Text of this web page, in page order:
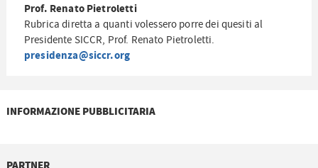
Prof. Renato Pietroletti
Rubrica diretta a quanti volessero porre dei quesiti al
Presidente SICCR, Prof. Renato Pietroletti.
presidenza@siccr.org
INFORMAZIONE PUBBLICITARIA